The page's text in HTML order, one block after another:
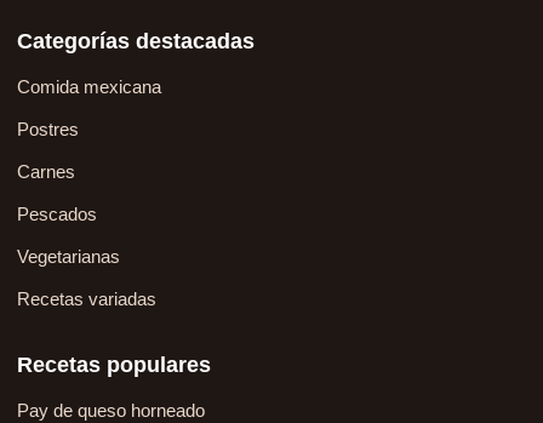
Categorías destacadas
Comida mexicana
Postres
Carnes
Pescados
Vegetarianas
Recetas variadas
Recetas populares
Pay de queso horneado